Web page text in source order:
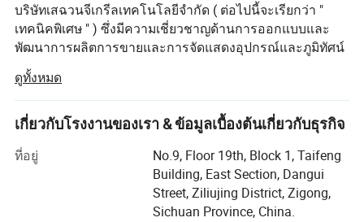
บริษัทเสฉวนจีเกรีลเทคโนโลยีจำกัด ( ต่อไปนี้จะเรียกว่า "
เทคนิคพิเศษ " ) ซึ่งมีความเชี่ยวชาญด้านการออกแบบและ
พัฒนาการผลิตการขายและการจัดแสดงอุปกรณ์และภูมิทัศน์
ผลิตภัณฑ์นี้สามารถแบ่งออกเป็นผลิตภัณฑ์ของเราได้ 3 ประ
เภทหลักๆได้แก่ผลิตภัณฑ์จำลองสภาพภูมิประเทศและโคมไฟ
เทศกาลรวมถึงไดโนเสาร์แบบเคลื่อนไหวประติมากรรมไฟ
เบอร์กลาสประติมากรรมโลหะประติมากรรมซีเมนต์
สนามขุดหลุมฝังศพภูมิประเทศขนาดเล็กเป็นต้นโดยใช้กัน
อย่างแพร่หลายในเมืองพลาซาสวนสวนสวนสนุกฯลฯ
เราเข้าสู่ตลาดต่างประเทศในขณะที่เรากำลังมุ่งเน้นตลาด
ดูทั้งหมด
เกี่ยวกับโรงงานของเรา & ข้อมูลเบื้องต้นเกี่ยวกับธุรกิจ
ที่อยู่
No.9, Floor 19th, Block 1, Taifeng
Building, East Section, Dangui
Street, Ziliujing District, Zigong,
Sichuan Province, China.